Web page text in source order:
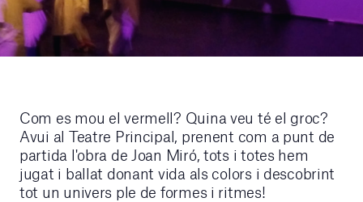
Com es mou el vermell? Quina veu té el groc?
Avui al Teatre Principal, prenent com a punt de
partida l'obra de Joan Miró, tots i totes hem
jugat i ballat donant vida als colors i descobrint
tot un univers ple de formes i ritmes!